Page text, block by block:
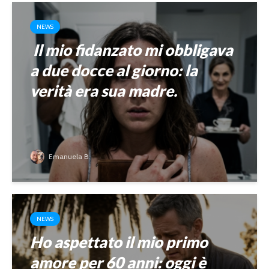
NEWS
Il mio fidanzato mi obbligava
a due docce al giorno: la
verità era sua madre.
Emanuela B.
NEWS
Ho aspettato il mio primo
amore per 60 anni: oggi è